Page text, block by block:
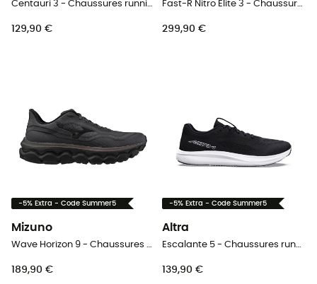
Centauri 3 - Chaussures running homme
129,90 €
Fast-R Nitro Elite 3 - Chaussures running homme
299,90 €
-5% Extra - Code Summer5
Mizuno
Wave Horizon 9 - Chaussures running homme
189,90 €
-5% Extra - Code Summer5
Altra
Escalante 5 - Chaussures running homme
139,90 €